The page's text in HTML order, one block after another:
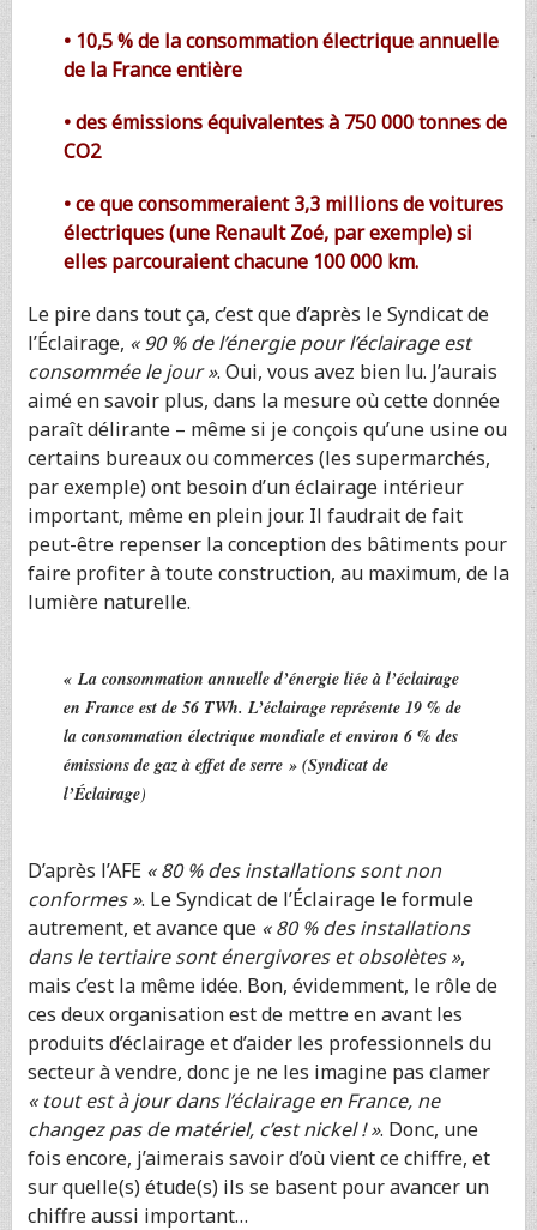
• 10,5 % de la consommation électrique annuelle
de la France entière
• des émissions équivalentes à 750 000 tonnes de
CO2
• ce que consommeraient 3,3 millions de voitures
électriques (une Renault Zoé, par exemple) si
elles parcouraient chacune 100 000 km.
Le pire dans tout ça, c’est que d’après le Syndicat de
l’Éclairage, « 90 % de l’énergie pour l’éclairage est
consommée le jour ». Oui, vous avez bien lu. J’aurais
aimé en savoir plus, dans la mesure où cette donnée
paraît délirante – même si je conçois qu’une usine ou
certains bureaux ou commerces (les supermarchés,
par exemple) ont besoin d’un éclairage intérieur
important, même en plein jour. Il faudrait de fait
peut-être repenser la conception des bâtiments pour
faire profiter à toute construction, au maximum, de la
lumière naturelle.
« La consommation annuelle d’énergie liée à l’éclairage
en France est de 56 TWh. L’éclairage représente 19 % de
la consommation électrique mondiale et environ 6 % des
émissions de gaz à effet de serre »(Syndicat de
l’Éclairage)
D’après l’AFE « 80 % des installations sont non
conformes ». Le Syndicat de l’Éclairage le formule
autrement, et avance que « 80 % des installations
dans le tertiaire sont énergivores et obsolètes »,
mais c’est la même idée. Bon, évidemment, le rôle de
ces deux organisation est de mettre en avant les
produits d’éclairage et d’aider les professionnels du
secteur à vendre, donc je ne les imagine pas clamer
« tout est à jour dans l’éclairage en France, ne
changez pas de matériel, c’est nickel ! ». Donc, une
fois encore, j’aimerais savoir d’où vient ce chiffre, et
sur quelle(s) étude(s) ils se basent pour avancer un
chiffre aussi important…